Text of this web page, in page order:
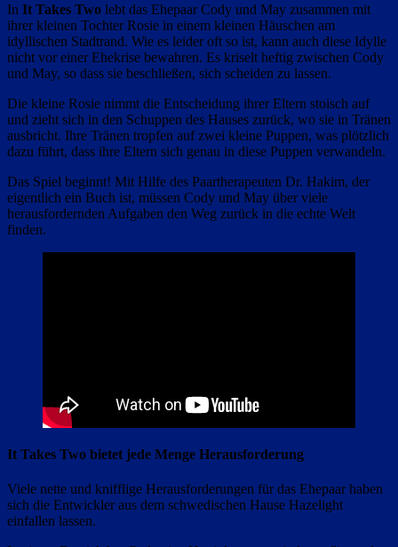
In It Takes Two lebt das Ehepaar Cody und May zusammen mit
ihrer kleinen Tochter Rosie in einem kleinen Häuschen am
idyllischen Stadtrand. Wie es leider oft so ist, kann auch diese Idylle
nicht vor einer Ehekrise bewahren. Es kriselt heftig zwischen Cody
und May, so dass sie beschließen, sich scheiden zu lassen.
Die kleine Rosie nimmt die Entscheidung ihrer Eltern stoisch auf
und zieht sich in den Schuppen des Hauses zurück, wo sie in Tränen
ausbricht. Ihre Tränen tropfen auf zwei kleine Puppen, was plötzlich
dazu führt, dass ihre Eltern sich genau in diese Puppen verwandeln.
Das Spiel beginnt! Mit Hilfe des Paartherapeuten Dr. Hakim, der
eigentlich ein Buch ist, müssen Cody und May über viele
herausfordernden Aufgaben den Weg zurück in die echte Welt
finden.
It Takes Two bietet jede Menge Herausforderung
Viele nette und knifflige Herausforderungen für das Ehepaar haben
sich die Entwickler aus dem schwedischen Hause Hazelight
einfallen lassen.